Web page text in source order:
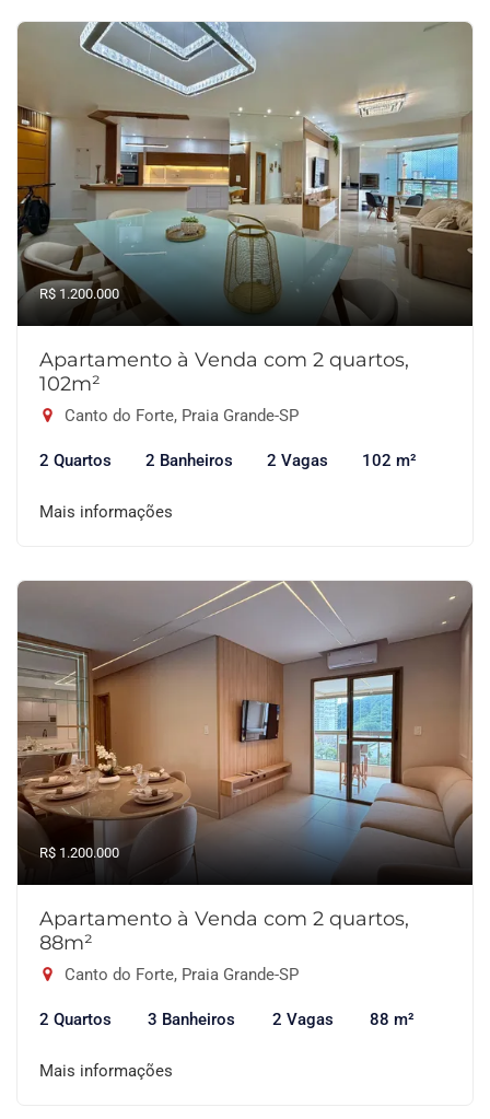
R$ 1.200.000
Apartamento à Venda com 2 quartos,
102m²
Canto do Forte, Praia Grande-SP
2 Quartos 2 Banheiros 2 Vagas 102 m²
Mais informações
R$ 1.200.000
Apartamento à Venda com 2 quartos,
88m²
Canto do Forte, Praia Grande-SP
2 Quartos 3 Banheiros 2 Vagas 88 m²
Mais informações